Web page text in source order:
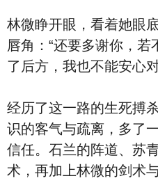
林微睁开眼，看着她眼
唇角：“还要多谢你，
了后方，我也不能安心
经历了这一路的生死搏
识的客气与疏离，多了
信任。石兰的阵道、苏
术，再加上林微的剑术